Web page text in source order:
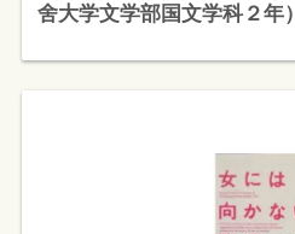
舍大学文学部国文学科２年）